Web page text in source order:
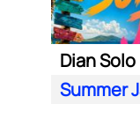
Dian Solo
Summer